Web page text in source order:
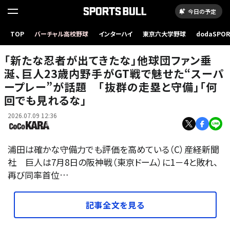
今日の予定
TOP バーチャル高校野球 インターハイ 東京六大学野球
「新たな忍者が出てきたな」他球団ファン垂
涎、巨人23歳内野手がGT戦で魅せた“スーパ
ープレー”が話題 「抜群の走塁と守備」「何
回でも見れるな」
2026.07.09 12:36
浦田は確かな守備力でも評価を高めている（C）産経新聞
社 巨人は7月8日の阪神戦（東京ドーム）に1－4と敗れ、
再び同率首位…
記事全文を見る